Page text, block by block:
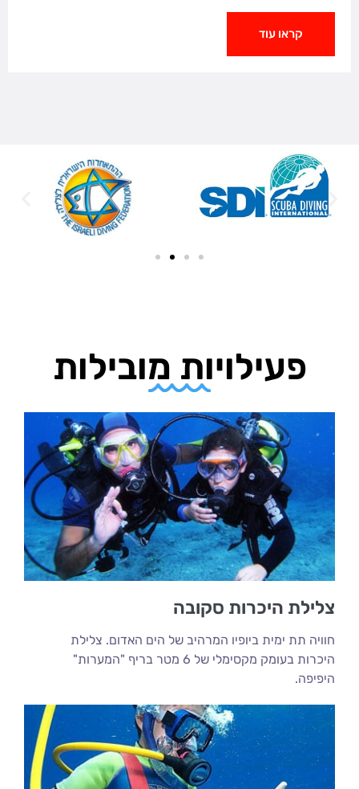
קראו עוד
פעילויות מובילות
צלילת היכרות סקובה
חוויה תת ימית ביופיו המרהיב של הים האדום. צלילת
היכרות בעומק מקסימלי של 6 מטר בריף "המערות"
היפיפה.